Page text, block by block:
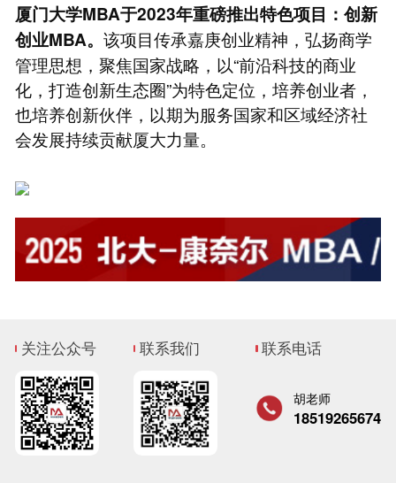
厦门大学MBA于2023年重磅推出特色项目：创新
创业MBA。 该项目传承嘉庚创业精神，弘扬商学
管理思想，聚焦国家战略，以“前沿科技的商业
化，打造创新生态圈”为特色定位，培养创业者，
也培养创新伙伴，以期为服务国家和区域经济社
会发展持续贡献厦大力量。
关注公众号 联系我们 联系电话
胡老师
18519265674